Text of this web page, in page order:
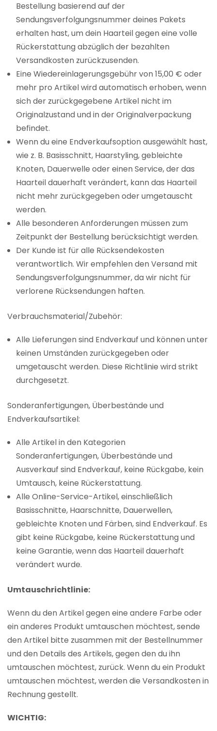
Bestellung basierend auf der
Sendungsverfolgungsnummer deines Pakets
erhalten hast, um dein Haarteil gegen eine volle
Rückerstattung abzüglich der bezahlten
Versandkosten zurückzusenden.
Eine Wiedereinlagerungsgebühr von 15,00 € oder
mehr pro Artikel wird automatisch erhoben, wenn
sich der zurückgegebene Artikel nicht im
Originalzustand und in der Originalverpackung
befindet.
Wenn du eine Endverkaufsoption ausgewählt hast,
wie z. B. Basisschnitt, Haarstyling, gebleichte
Knoten, Dauerwelle oder einen Service, der das
Haarteil dauerhaft verändert, kann das Haarteil
nicht mehr zurückgegeben oder umgetauscht
werden.
Alle besonderen Anforderungen müssen zum
Zeitpunkt der Bestellung berücksichtigt werden.
Der Kunde ist für alle Rücksendekosten
verantwortlich. Wir empfehlen den Versand mit
Sendungsverfolgungsnummer, da wir nicht für
verlorene Rücksendungen haften.
Verbrauchsmaterial/Zubehör:
Alle Lieferungen sind Endverkauf und können unter
keinen Umständen zurückgegeben oder
umgetauscht werden. Diese Richtlinie wird strikt
durchgesetzt.
Sonderanfertigungen, Überbestände und
Endverkaufsartikel:
Alle Artikel in den Kategorien
Sonderanfertigungen, Überbestände und
Ausverkauf sind Endverkauf, keine Rückgabe, kein
Umtausch, keine Rückerstattung.
Alle Online-Service-Artikel, einschließlich
Basisschnitte, Haarschnitte, Dauerwellen,
gebleichte Knoten und Färben, sind Endverkauf. Es
gibt keine Rückgabe, keine Rückerstattung und
keine Garantie, wenn das Haarteil dauerhaft
verändert wurde.
Umtauschrichtlinie:
Wenn du den Artikel gegen eine andere Farbe oder
ein anderes Produkt umtauschen möchtest, sende
den Artikel bitte zusammen mit der Bestellnummer
und den Details des Artikels, gegen den du ihn
umtauschen möchtest, zurück. Wenn du ein Produkt
umtauschen möchtest, werden die Versandkosten in
Rechnung gestellt.
WICHTIG: